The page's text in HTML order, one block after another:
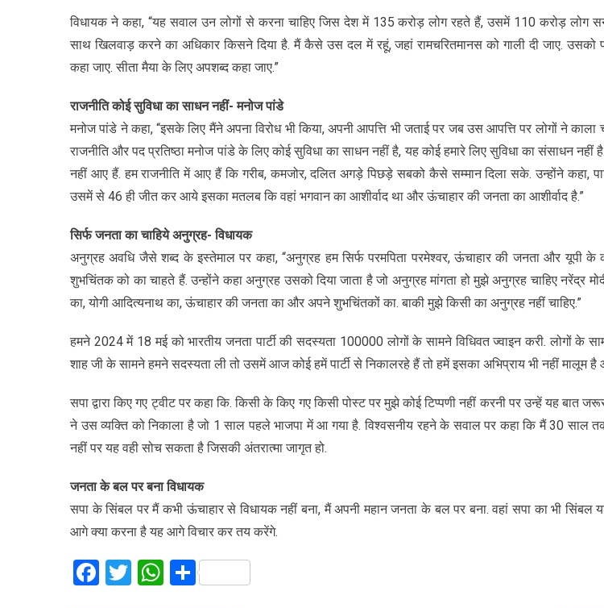
विधायक ने कहा, “यह सवाल उन लोगों से करना चाहिए जिस देश में 135 करोड़ लोग रहते हैं, उसमें 110 करोड़ लोग
साथ खिलवाड़ करने का अधिकार किसने दिया है. मैं कैसे उस दल में रहूं, जहां रामचरितमानस को गाली दी जाए. उसको
कहा जाए. सीता मैया के लिए अपशब्द कहा जाए.”
राजनीति कोई सुविधा का साधन नहीं- मनोज पांडे
मनोज पांडे ने कहा, “इसके लिए मैंने अपना विरोध भी किया, अपनी आपत्ति भी जताई पर जब उस आपत्ति पर लोगों ने काला
राजनीति और पद प्रतिष्ठा मनोज पांडे के लिए कोई सुविधा का साधन नहीं है, यह कोई हमारे लिए सुविधा का संसाधन
नहीं आए हैं. हम राजनीति में आए हैं कि गरीब, कमजोर, दलित अगड़े पिछड़े सबको कैसे सम्मान दिला सके. उन्होंने कहा,
उसमें से 46 ही जीत कर आये इसका मतलब कि वहां भगवान का आशीर्वाद था और ऊंचाहार की जनता का आशीर्वाद है.”
सिर्फ जनता का चाहिये अनुग्रह- विधायक
अनुग्रह अवधि जैसे शब्द के इस्तेमाल पर कहा, “अनुग्रह हम सिर्फ परमपिता परमेश्वर, ऊंचाहार की जनता और यूपी
शुभचिंतक को का चाहते हैं. उन्होंने कहा अनुग्रह उसको दिया जाता है जो अनुग्रह मांगता हो मुझे अनुग्रह चाहिए नरेंद्र
का, योगी आदित्यनाथ का, ऊंचाहार की जनता का और अपने शुभचिंतकों का. बाकी मुझे किसी का अनुग्रह नहीं चाहिए.”
हमने 2024 में 18 मई को भारतीय जनता पार्टी की सदस्यता 100000 लोगों के सामने विधिवत ज्वाइन करी. लोगों के
शाह जी के सामने हमने सदस्यता ली तो उसमें आज कोई हमें पार्टी से निकालरहे हैं तो हमें इसका अभिप्राय भी नहीं मालूम
सपा द्वारा किए गए ट्वीट पर कहा कि. किसी के किए गए किसी पोस्ट पर मुझे कोई टिप्पणी नहीं करनी पर उन्हें यह बात
ने उस व्यक्ति को निकाला है जो 1 साल पहले भाजपा में आ गया है. विश्वसनीय रहने के सवाल पर कहा कि मैं 30 साल
नहीं पर यह वही सोच सकता है जिसकी अंतरात्मा जागृत हो.
जनता के बल पर बना विधायक
सपा के सिंबल पर मैं कभी ऊंचाहार से विधायक नहीं बना, मैं अपनी महान जनता के बल पर बना. वहां सपा का भी सिंबल
आगे क्या करना है यह आगे विचार कर तय करेंगे.
Facebook
TwitterWhatsApp
Share